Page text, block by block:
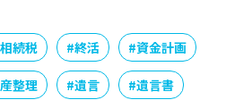
相続税 #終活 #資金計画
整理 #遺言 #遺言書